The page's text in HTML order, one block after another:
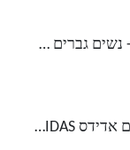
סט ג'קט ומכנס ספורט לגברים אדידס ADIDAS